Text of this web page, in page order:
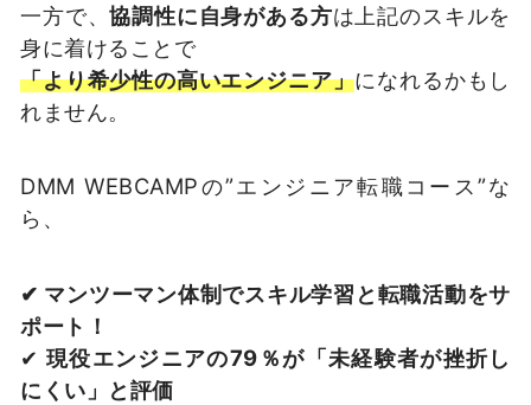
一方で、協調性に自身がある方は上記のスキルを
身に着けることで
「より希少性の高いエンジニア」になれるかもし
れません。
DMM WEBCAMPの”エンジニア転職コース”な
ら、
✔ マンツーマン体制でスキル学習と転職活動をサ
ポート！
✔ 現役エンジニアの79％が「未経験者が挫折し
にくい」と評価